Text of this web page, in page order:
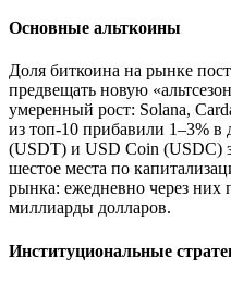
Основные альткоины
Доля биткоина на рынке
предвещать новую
умеренный рост: Solana,
из топ-10 прибавили 1–3% в
(USDT) и USD Coin (USDC)
шестое места по
рынка: ежедневно через них
миллиарды долларов.
Институциональные